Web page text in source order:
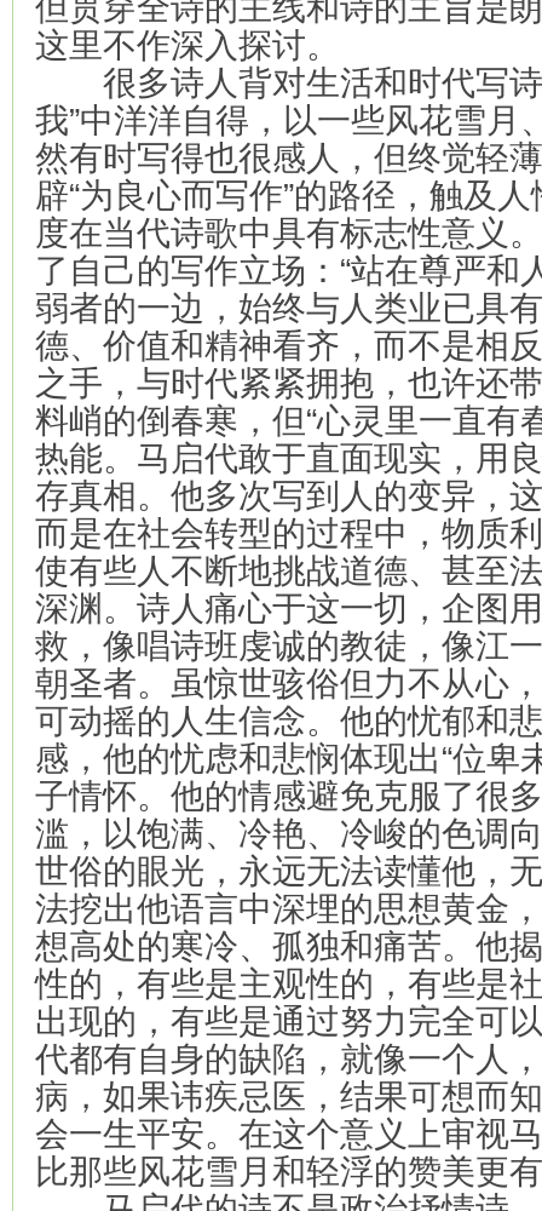
但贯穿全诗的主线和诗的主旨是
这里不作深入探讨。
很多诗人背对生活和时代写诗
我”中洋洋自得，以一些风花雪月
然有时写得也很感人，但终觉轻
辟“为良心而写作”的路径，触及
度在当代诗歌中具有标志性意义
了自己的写作立场：“站在尊严和
弱者的一边，始终与人类业已具
德、价值和精神看齐，而不是相
之手，与时代紧紧拥抱，也许还
料峭的倒春寒，但“心灵里一直有
热能。马启代敢于直面现实，用
存真相。他多次写到人的变异，
而是在社会转型的过程中，物质
使有些人不断地挑战道德、甚至
深渊。诗人痛心于这一切，企图
救，像唱诗班虔诚的教徒，像江
朝圣者。虽惊世骇俗但力不从心
可动摇的人生信念。他的忧郁和
感，他的忧虑和悲悯体现出“位卑
子情怀。他的情感避免克服了很
滥，以饱满、冷艳、冷峻的色调
世俗的眼光，永远无法读懂他，
法挖出他语言中深埋的思想黄金
想高处的寒冷、孤独和痛苦。他
性的，有些是主观性的，有些是
出现的，有些是通过努力完全可
代都有自身的缺陷，就像一个人
病，如果讳疾忌医，结果可想而
会一生平安。在这个意义上审视
比那些风花雪月和轻浮的赞美更